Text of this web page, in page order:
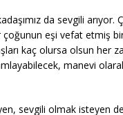
da sevgili arıyor.
eşi vefat etmiş
kaç olursa olsun her
manevi
sevgili olmak isteyen